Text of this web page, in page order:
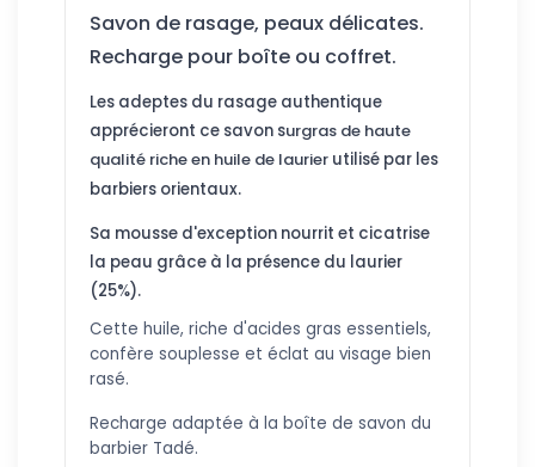
Savon de rasage, peaux délicates.
Recharge pour boîte ou coffret.
Les adeptes du rasage authentique
apprécieront ce savon surgras de haute
qualité riche en huile de laurier utilisé par les
barbiers orientaux.
Sa mousse d'exception nourrit et cicatrise
la peau grâce à la présence du laurier
(25%).
Cette huile, riche d'acides gras essentiels,
confère souplesse et éclat au visage bien
rasé.
Recharge adaptée à la boîte de savon du
barbier Tadé.